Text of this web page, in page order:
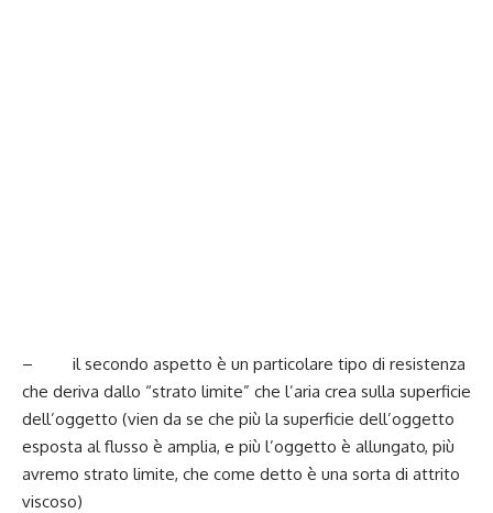
– il secondo aspetto è un particolare tipo di resistenza
che deriva dallo “strato limite” che l’aria crea sulla superficie
dell’oggetto (vien da se che più la superficie dell’oggetto
esposta al flusso è amplia, e più l’oggetto è allungato, più
avremo strato limite, che come detto è una sorta di attrito
viscoso)